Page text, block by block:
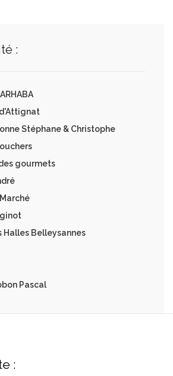
:
Stéphane & Christophe
gourmets
Halles Belleysannes
Pascal
: